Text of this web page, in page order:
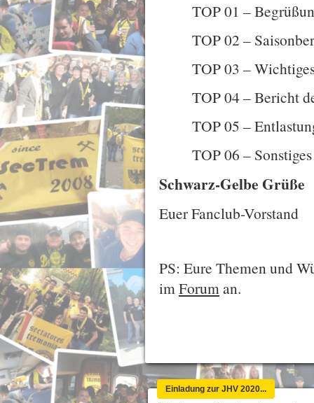
TOP 01 –
TOP 02 –
TOP 03 –
TOP 04 – Bericht
TOP 05 –
TOP 06 – Sonstiges
Schwarz-Gelbe Grüße
Euer Fanclub-Vorstand
PS: Eure Themen und
imForuman.
Einladung zur JHV 2020...